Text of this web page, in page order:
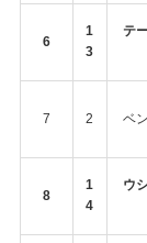
6
1
3
テ
7 2 ベ
8
1
4
ウ